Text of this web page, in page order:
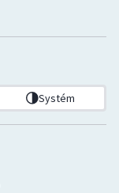
Systém